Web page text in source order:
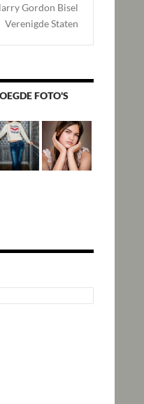
Gordon Bisel
Verenigde Staten
FOTO'S